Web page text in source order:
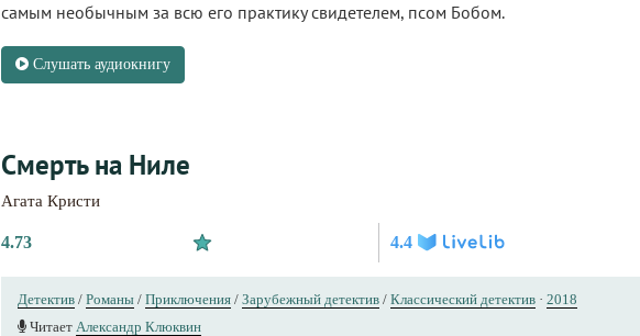
самым необычным за всю его практику свидетелем, псом Бобом.
Слушать аудиокнигу
Смерть на Ниле
Агата Кристи
4.73 4.4
Детектив / Романы / Приключения / Зарубежный детектив / Классический детектив · 2018
Читает Александр Клюквин